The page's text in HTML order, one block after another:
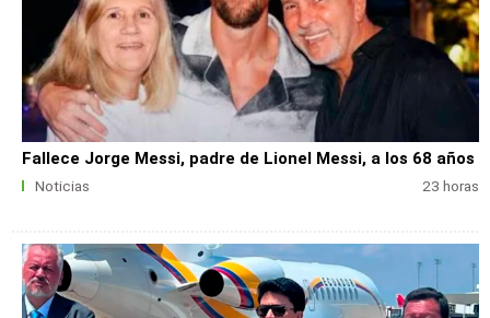
Fallece Jorge Messi, padre de Lionel Messi, a los 68 años
Noticias 23 horas